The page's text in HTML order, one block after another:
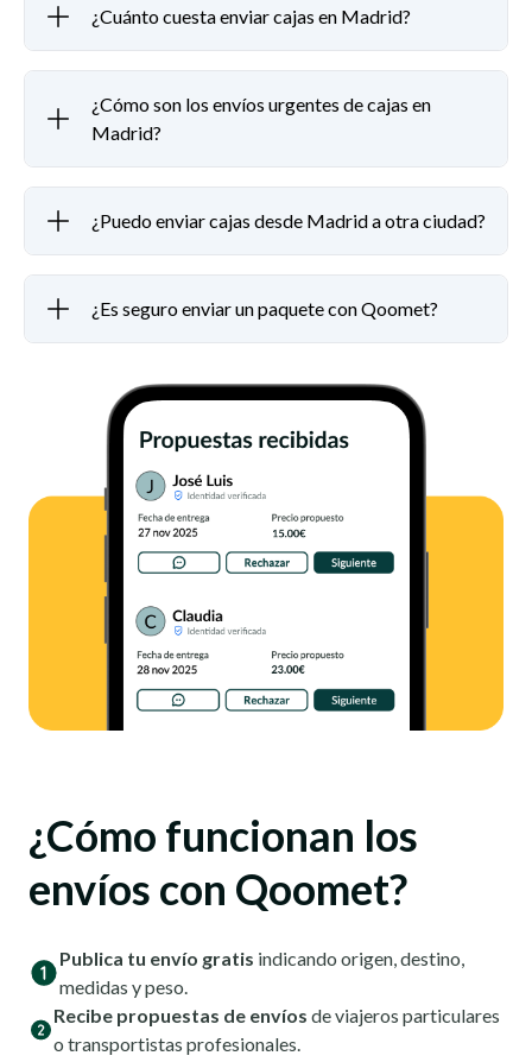
¿Cuánto cuesta enviar cajas en Madrid?
¿Cómo son los envíos urgentes de cajas en
Madrid?
¿Puedo enviar cajas desde Madrid a otra ciudad?
¿Es seguro enviar un paquete con Qoomet?
¿Cómo funcionan los
envíos con Qoomet?
Publica tu envío gratis indicando origen, destino,
medidas y peso.
Recibe propuestas de envíos de viajeros particulares
o transportistas profesionales.